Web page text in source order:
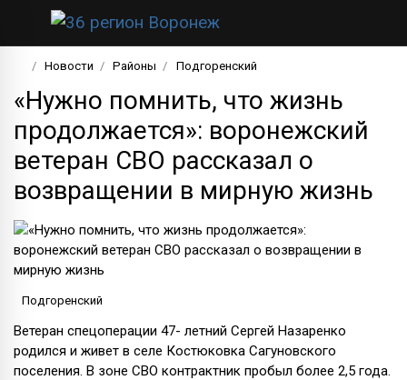
Новости Районы Подгоренский
«Нужно помнить, что жизнь
продолжается»: воронежский
ветеран СВО рассказал о
возвращении в мирную жизнь
Подгоренский
Ветеран спецоперации 47- летний Сергей Назаренко
родился и живет в селе Костюковка Сагуновского
поселения. В зоне СВО контрактник пробыл более 2,5 года.